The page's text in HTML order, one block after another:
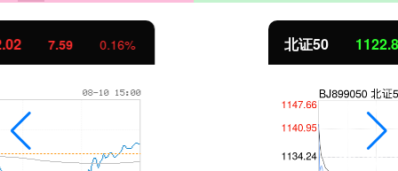
北证50 -1.00%